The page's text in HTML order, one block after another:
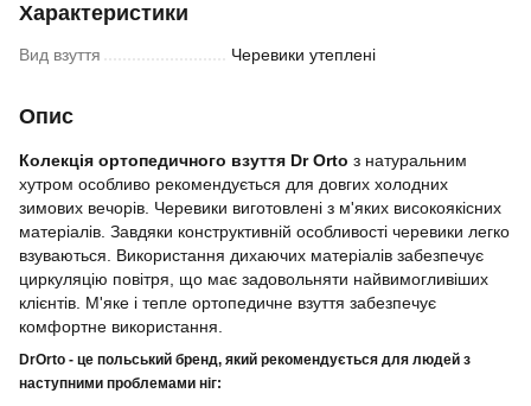
Характеристики
Вид взуття Черевики утеплені
Опис
Колекція ортопедичного взуття Dr Orto з натуральним
хутром особливо рекомендується для довгих холодних
зимових вечорів. Черевики виготовлені з м'яких високоякісних
матеріалів. Завдяки конструктивній особливості черевики легко
взуваються. Використання дихаючих матеріалів забезпечує
циркуляцію повітря, що має задовольняти найвимогливіших
клієнтів. М'яке і тепле ортопедичне взуття забезпечує
комфортне використання.
DrOrto - це польський бренд, який рекомендується для людей з
наступними проблемами ніг: